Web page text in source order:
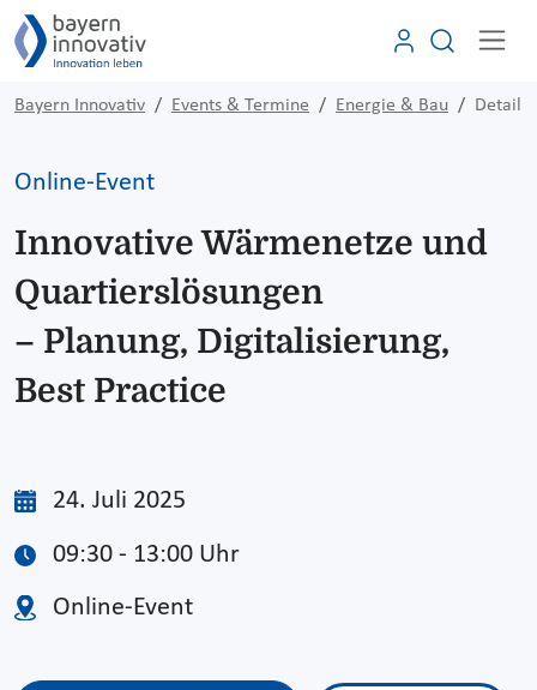
Bayern Innovativ Events & Termine Energie & Bau Detail
Online-Event
Innovative Wärmenetze und
Quartierslösungen
– Planung, Digitalisierung,
Best Practice
24. Juli 2025
09:30 - 13:00 Uhr
Online-Event